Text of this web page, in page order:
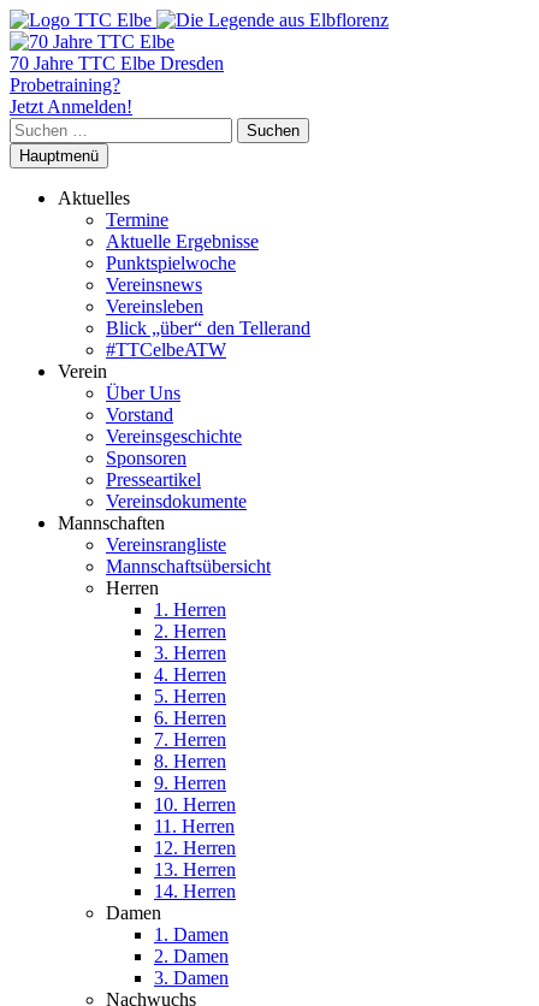
70 Jahre TTC Elbe Dresden
Probetraining?
Jetzt Anmelden!
Suchen
nach:
Hauptmenü
Aktuelles
Termine
Aktuelle Ergebnisse
Punktspielwoche
Vereinsnews
Vereinsleben
Blick „über“ den Tellerand
#TTCelbeATW
Verein
Über Uns
Vorstand
Vereinsgeschichte
Sponsoren
Presseartikel
Vereinsdokumente
Mannschaften
Vereinsrangliste
Mannschaftsübersicht
Herren
1. Herren
2. Herren
3. Herren
4. Herren
5. Herren
6. Herren
7. Herren
8. Herren
9. Herren
10. Herren
11. Herren
12. Herren
13. Herren
14. Herren
Damen
1. Damen
2. Damen
3. Damen
Nachwuchs